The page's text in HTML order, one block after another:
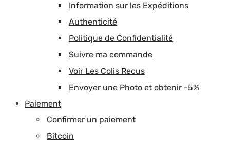
Information sur les Expéditions
Authenticité
Politique de Confidentialité
Suivre ma commande
Voir Les Colis Recus
Envoyer une Photo et obtenir -5%
Paiement
Confirmer un paiement
Bitcoin